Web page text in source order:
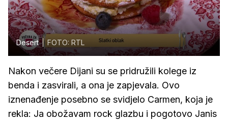
Desert FOTO: RTL
Nakon večere Dijani su se pridružili kolege iz
benda i zasvirali, a ona je zapjevala. Ovo
iznenađenje posebno se svidjelo Carmen, koja je
rekla: Ja obožavam rock glazbu i pogotovo Janis